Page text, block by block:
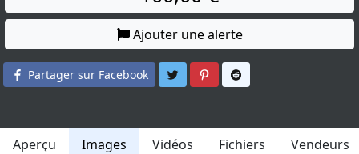
Ajouter une alerte
Partager sur Facebook Partager sur Twitter
Partager sur Pinterest
Aperçu Images Vidéos Fichiers Vendeurs